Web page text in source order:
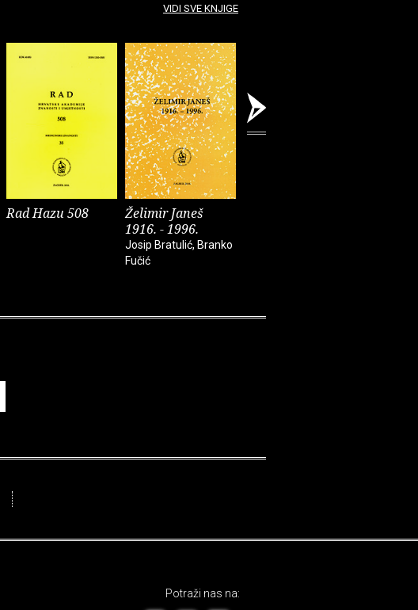
Rad Hazu 508
Želimir Janeš
1916. - 1996.
Josip Bratulić, Branko
Fučić
VIDI SVE KNJIGE
Potraži nas na: